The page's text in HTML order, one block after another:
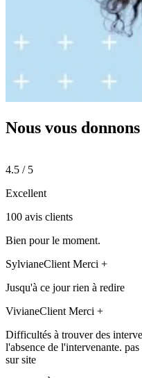
Nous vous donnons
4.5 / 5
Excellent
100 avis clients
Bien pour le moment.
SylvianeClient Merci +
Jusqu'à ce jour rien à redire
VivianeClient Merci +
Difficultés à trouver des
l'absence de l'intervenante.
sur site